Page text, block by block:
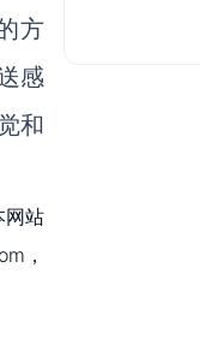
方
感
和
网站
，